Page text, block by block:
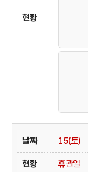
15(토)
휴관일